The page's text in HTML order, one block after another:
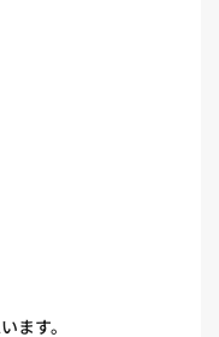
ます。